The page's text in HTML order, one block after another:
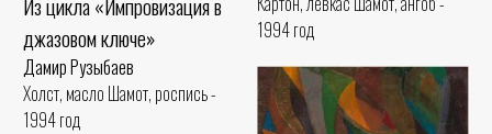
1994 год
джазовом ключе»
Дамир Рузыбаев
Холст, масло Шамот, роспись -
1994 год